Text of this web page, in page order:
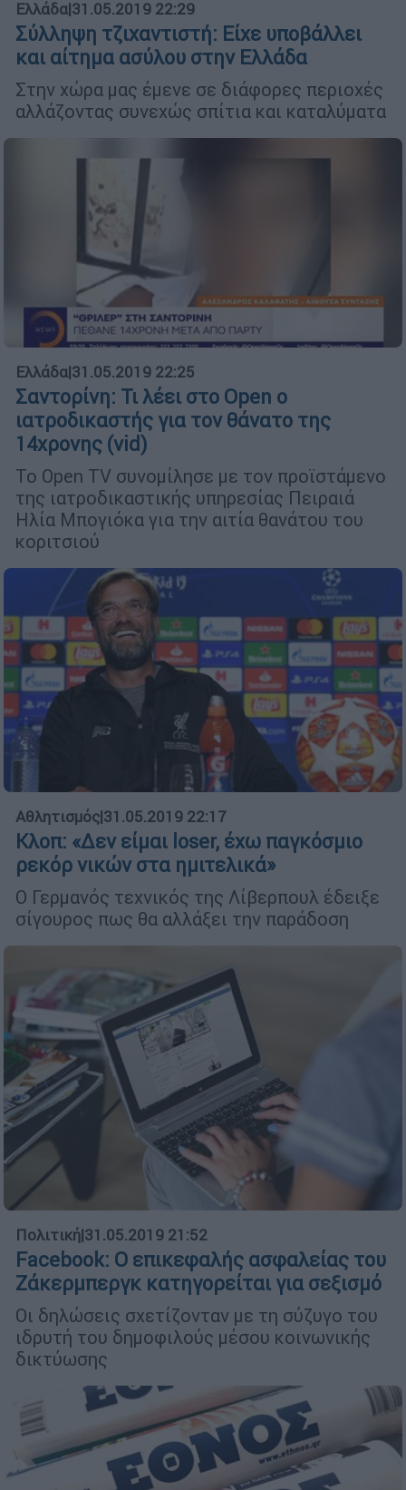
Ελλάδα|31.05.2019 22:29
Σύλληψη τζιχαντιστή: Είχε υποβάλλει
και αίτημα ασύλου στην Ελλάδα
Στην χώρα μας έμενε σε διάφορες περιοχές
αλλάζοντας συνεχώς σπίτια και καταλύματα
Ελλάδα|31.05.2019 22:25
Σαντορίνη: Τι λέει στο Open o
ιατροδικαστής για τον θάνατο της
14χρονης (vid)
Το Open TV συνομίλησε με τον προϊστάμενο
της ιατροδικαστικής υπηρεσίας Πειραιά
Ηλία Μπογιόκα για την αιτία θανάτου του
κοριτσιού
Αθλητισμός|31.05.2019 22:17
Κλοπ: «Δεν είμαι loser, έχω παγκόσμιο
ρεκόρ νικών στα ημιτελικά»
Ο Γερμανός τεχνικός της Λίβερπουλ έδειξε
σίγουρος πως θα αλλάξει την παράδοση
Πολιτική|31.05.2019 21:52
Facebook: Ο επικεφαλής ασφαλείας του
Ζάκερμπεργκ κατηγορείται για σεξισμό
Οι δηλώσεις σχετίζονταν με τη σύζυγο του
ιδρυτή του δημοφιλούς μέσου κοινωνικής
δικτύωσης